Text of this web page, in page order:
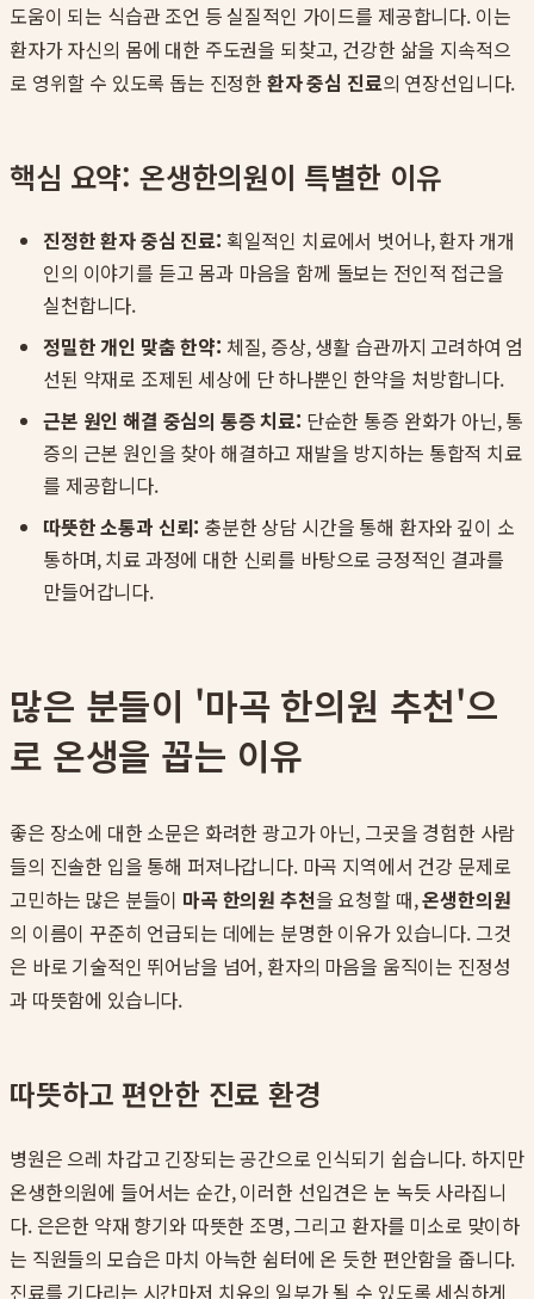
도움이 되는 식습관 조언 등 실질적인 가이드를 제공합니다. 이는
환자가 자신의 몸에 대한 주도권을 되찾고, 건강한 삶을 지속적으
로 영위할 수 있도록 돕는 진정한환자 중심 진료의 연장선입니다.
핵심 요약: 온생한의원이 특별한 이유
진정한 환자 중심 진료: 획일적인 치료에서 벗어나, 환자 개개
인의 이야기를 듣고 몸과 마음을 함께 돌보는 전인적 접근을
실천합니다.
정밀한 개인 맞춤 한약: 체질, 증상, 생활 습관까지 고려하여 엄
선된 약재로 조제된 세상에 단 하나뿐인 한약을 처방합니다.
근본 원인 해결 중심의 통증 치료: 단순한 통증 완화가 아닌, 통
증의 근본 원인을 찾아 해결하고 재발을 방지하는 통합적 치료
를 제공합니다.
따뜻한 소통과 신뢰: 충분한 상담 시간을 통해 환자와 깊이 소
통하며, 치료 과정에 대한 신뢰를 바탕으로 긍정적인 결과를
만들어갑니다.
많은 분들이 '마곡 한의원 추천'으
로 온생을 꼽는 이유
좋은 장소에 대한 소문은 화려한 광고가 아닌, 그곳을 경험한 사람
들의 진솔한 입을 통해 퍼져나갑니다. 마곡 지역에서 건강 문제로
고민하는 많은 분들이 마곡 한의원 추천을 요청할 때,온생한의원
의 이름이 꾸준히 언급되는 데에는 분명한 이유가 있습니다. 그것
은 바로 기술적인 뛰어남을 넘어, 환자의 마음을 움직이는 진정성
과 따뜻함에 있습니다.
따뜻하고 편안한 진료 환경
병원은 으레 차갑고 긴장되는 공간으로 인식되기 쉽습니다. 하지만
온생한의원에 들어서는 순간, 이러한 선입견은 눈 녹듯 사라집니
다. 은은한 약재 향기와 따뜻한 조명, 그리고 환자를 미소로 맞이하
는 직원들의 모습은 마치 아늑한 쉼터에 온 듯한 편안함을 줍니다.
진료를 기다리는 시간마저 치유의 일부가 될 수 있도록 세심하게